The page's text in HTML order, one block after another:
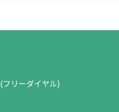
(フリーダイヤル)